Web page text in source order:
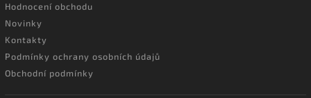
Hodnocení obchodu
Novinky
Kontakty
Podmínky ochrany osobních údajů
Obchodní podmínky